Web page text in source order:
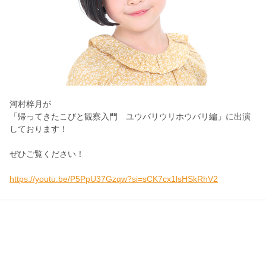
河村梓月が
「帰ってきたこびと観察入門 ユウバリウリホウバリ編」に出演
しております！
ぜひご覧ください！
https://youtu.be/P5PpU37Gzqw?si=sCK7cx1lsHSkRhV2